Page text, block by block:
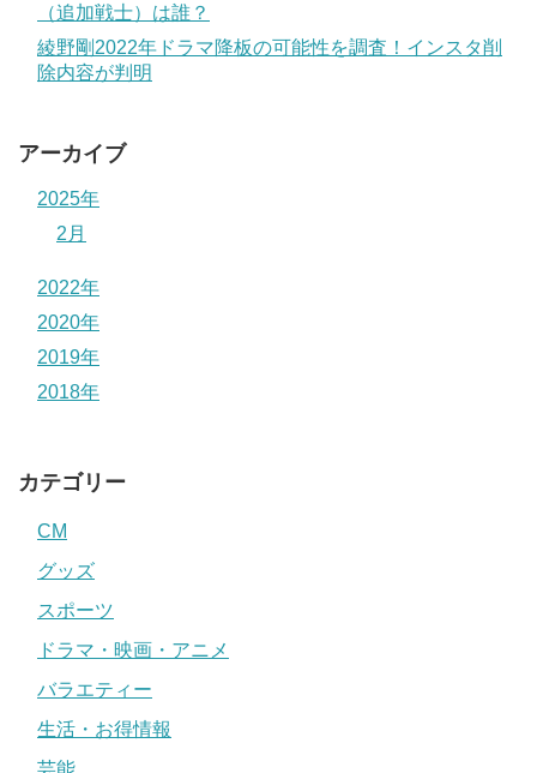
（追加戦士）は誰？
綾野剛2022年ドラマ降板の可能性を調査！インスタ削
除内容が判明
アーカイブ
2025年
2月
2022年
2020年
2019年
2018年
カテゴリー
CM
グッズ
スポーツ
ドラマ・映画・アニメ
バラエティー
生活・お得情報
芸能